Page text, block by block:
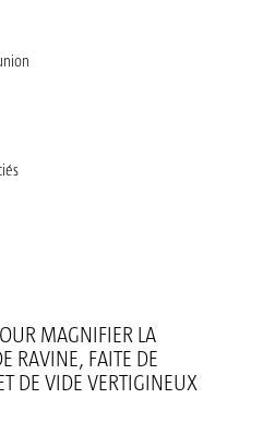
MAGNIFIER LA
RAVINE, FAITE DE
DE VIDE VERTIGINEUX